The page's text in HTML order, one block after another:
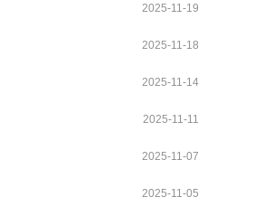
2025-11-19
2025-11-18
2025-11-14
2025-11-11
2025-11-07
2025-11-05